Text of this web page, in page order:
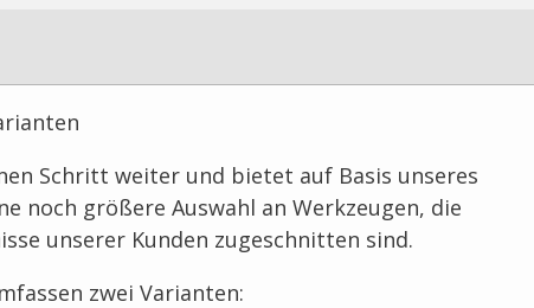
Schritt weiter und bietet auf Basis unseres
noch größere Auswahl an Werkzeugen, die
unserer Kunden zugeschnitten sind.
zwei Varianten: